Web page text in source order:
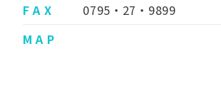
F A X
0795・27・9899
M A P